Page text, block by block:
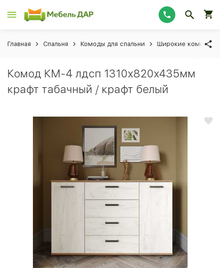
Главная Спальня Комоды для спальни Широкие комоды
Комод КМ-4 лдсп 1310х820х435мм
крафт табачный / крафт белый